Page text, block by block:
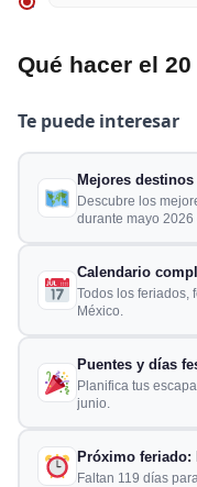
Qué hacer el
Te puede interesar
Mejores destinos
Descubre los
durante mayo 2026
Calendario
Todos los feriados,
México.
Puentes y días
Planifica tus
junio.
Próximo feriado:
Faltan 119 días